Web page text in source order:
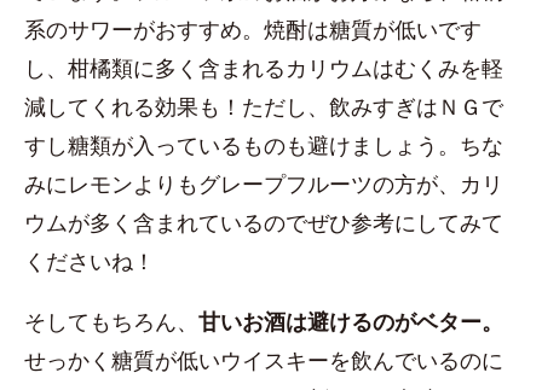
系のサワーがおすすめ。焼酎は糖質が低いです
し、柑橘類に多く含まれるカリウムはむくみを軽
減してくれる効果も！ただし、飲みすぎはＮＧで
すし糖類が入っているものも避けましょう。ちな
みにレモンよりもグレープフルーツの方が、カリ
ウムが多く含まれているのでぜひ参考にしてみて
くださいね！
そしてもちろん、 甘いお酒は避けるのがベター。
せっかく糖質が低いウイスキーを飲んでいるのに